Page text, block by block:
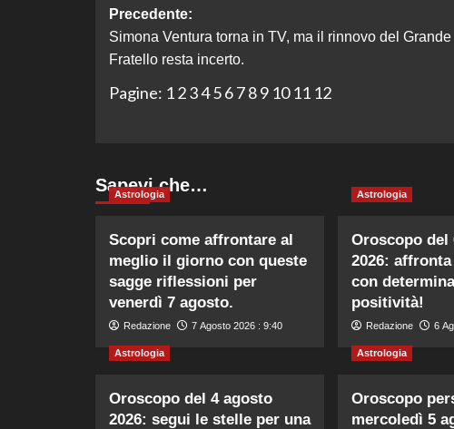
Navigazione
articolo
Precedente:
Simona Ventura torna in TV, ma il rinnovo del Grande
Fratello resta incerto.
Pagine: 1 2 34 5 6 7 8 9 10 11 12
Sapevi che…
Astrologia
Scopri come affrontare al
meglio il giorno con queste
sagge riflessioni per
venerdì 7 agosto.
Redazione 7 Agosto 2026 : 9:40
Astrologia
Oroscopo del
2026:
con
positività!
Redazione 6
Astrologia
Oroscopo del 4 agosto
2026: segui le stelle per una
Astrologia
Oroscopo
mercoledì 5